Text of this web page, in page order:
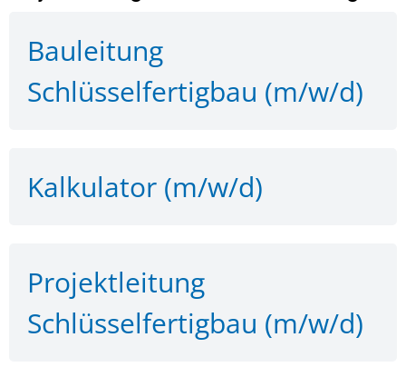
Bauleitung
Schlüsselfertigbau (m/w/d)
Kalkulator (m/w/d)
Projektleitung
Schlüsselfertigbau (m/w/d)